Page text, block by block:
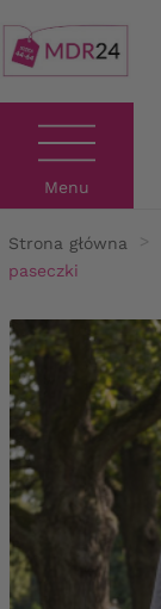
Menu
Strona główna
paseczki